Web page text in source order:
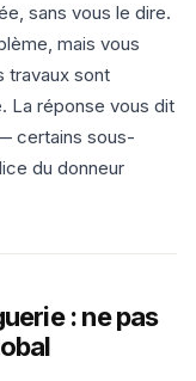
sans vous le dire.
mais vous
travaux sont
La réponse vous dit
certains sous-
du donneur
: ne pas